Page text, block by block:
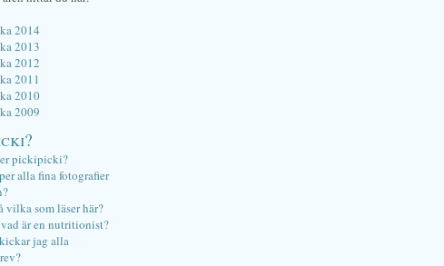
2014
2013
2012
2011
2010
2009
pickipicki?
alla fina fotografier
vilka som läser här?
är en nutritionist?
jag alla